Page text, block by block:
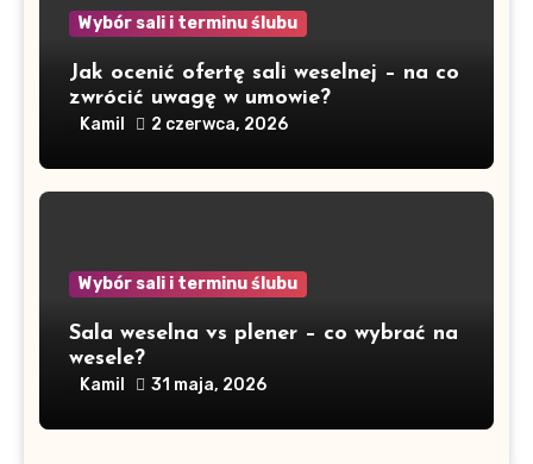
Wybór sali i terminu ślubu
Jak ocenić ofertę sali weselnej – na co
zwrócić uwagę w umowie?
Kamil 2 czerwca, 2026
Wybór sali i terminu ślubu
Sala weselna vs plener – co wybrać na
wesele?
Kamil 31 maja, 2026